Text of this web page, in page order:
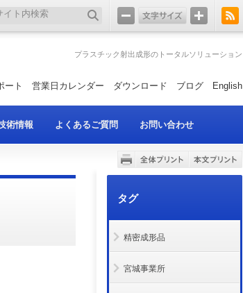
プラスチック射出成形のトータルソリューション
ート 営業日カレンダー ダウンロード ブログ English
術情報 よくあるご質問 お問い合わせ
タグ
精密成形品
宮城事業所